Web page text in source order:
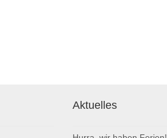
Aktuelles